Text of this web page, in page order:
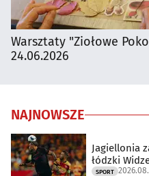
Warsztaty "Ziołowe
24.06.2026
NAJNOWSZE
Jagiellonia
łódzki
SPORT